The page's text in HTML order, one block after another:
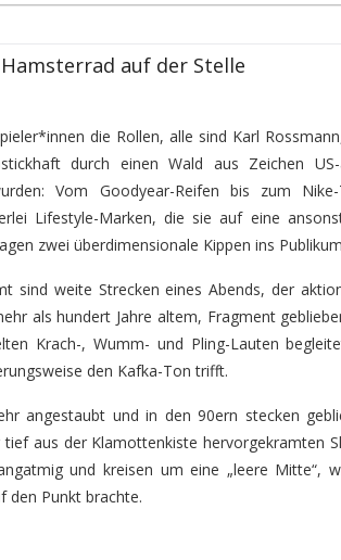
auf der Stelle
die Rollen, alle sind Karl
durch einen Wald aus Zeichen US-
Vom Goodyear-Reifen bis zum
Lifestyle-Marken, die sie auf eine
zwei überdimensionale Kippen ins
sind weite Strecken eines Abends, der
als hundert Jahre altem, Fragment
Krach-, Wumm- und Pling-Lauten
den Kafka-Ton trifft.
angestaubt und in den 90ern stecken
aus der Klamottenkiste hervorgekramten
und kreisen um eine „leere Mitte“,
den Punkt brachte.